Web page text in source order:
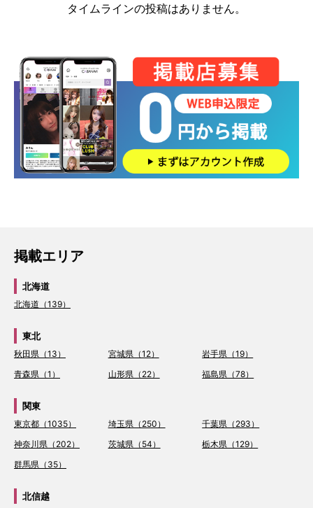
タイムラインの投稿はありません。
掲載エリア
北海道
北海道（139）
東北
秋田県（13） 宮城県（12）
岩手県（19）
青森県（1）
山形県（22） 福島県（78）
関東
東京都（1035） 埼玉県（250）
千葉県（293）
神奈川県（202）
茨城県（54）
栃木県（129）
群馬県（35）
北信越